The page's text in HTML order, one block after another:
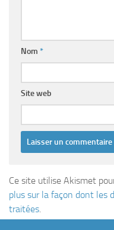
Nom *
Site web
Ce site utilise Akismet
plus sur la façon dont les
traitées.